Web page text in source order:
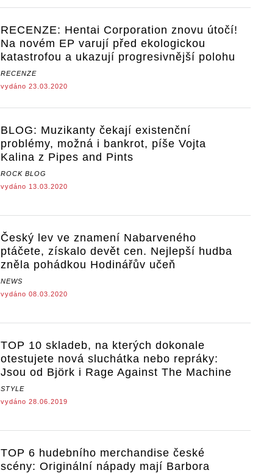
RECENZE: Hentai Corporation znovu útočí!
Na novém EP varují před ekologickou
katastrofou a ukazují progresivnější polohu
RECENZE
vydáno 23.03.2020
BLOG: Muzikanty čekají existenční
problémy, možná i bankrot, píše Vojta
Kalina z Pipes and Pints
ROCK BLOG
vydáno 13.03.2020
Český lev ve znamení Nabarveného
ptáčete, získalo devět cen. Nejlepší hudba
zněla pohádkou Hodinářův učeň
NEWS
vydáno 08.03.2020
TOP 10 skladeb, na kterých dokonale
otestujete nová sluchátka nebo repráky:
Jsou od Björk i Rage Against The Machine
STYLE
vydáno 28.06.2019
TOP 6 hudebního merchandise české
scény: Originální nápady mají Barbora